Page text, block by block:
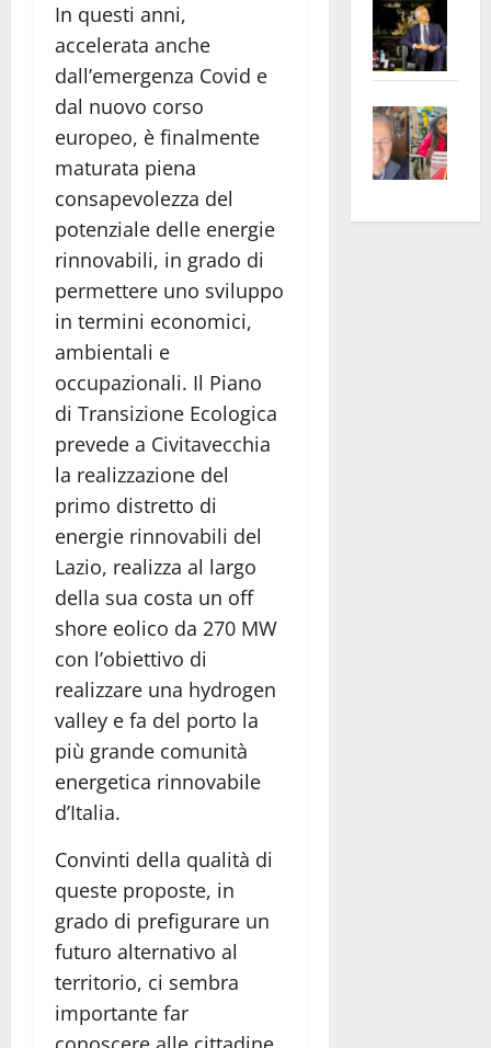
In questi anni,
accelerata anche
dall’emergenza Covid e
dal nuovo corso
europeo, è finalmente
maturata piena
consapevolezza del
potenziale delle energie
rinnovabili, in grado di
permettere uno sviluppo
in termini economici,
ambientali e
occupazionali. Il Piano
di Transizione Ecologica
prevede a Civitavecchia
la realizzazione del
primo distretto di
energie rinnovabili del
Lazio, realizza al largo
della sua costa un off
shore eolico da 270 MW
con l’obiettivo di
realizzare una hydrogen
valley e fa del porto la
più grande comunità
energetica rinnovabile
d’Italia.
Convinti della qualità di
queste proposte, in
grado di prefigurare un
futuro alternativo al
territorio, ci sembra
importante far
euro
apre